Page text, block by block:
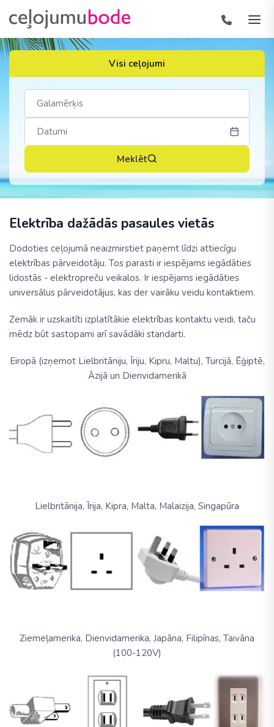
Visi ceļojumi
Meklēt
Elektrība dažādās pasaules vietās
Dodoties ceļojumā neaizmirstiet paņemt līdzi attiecīgu
elektrības pārveidotāju. Tos parasti ir iespējams iegādāties
lidostās - elektropreču veikalos. Ir iespējams iegādāties
universālus pārveidotājus, kas der vairāku veidu kontaktiem.
Zemāk ir uzskaitīti izplatītākie elektrības kontaktu veidi, taču
mēdz būt sastopami arī savādāki standarti.
Eiropā (izņemot Lielbritāniju, Īriju, Kipru, Maltu), Turcijā, Ēģiptē,
Āzijā un Dienvidamerikā
Lielbritānija, Īrija, Kipra, Malta, Malaizija, Singapūra
Ziemeļamerika, Dienvidamerika, Japāna, Filipīnas, Taivāna
(100-120V)